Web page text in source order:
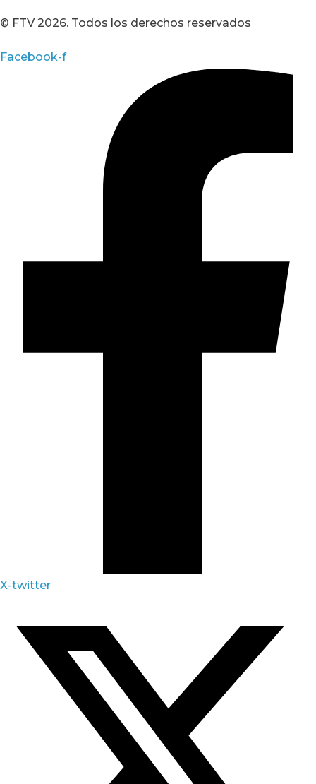
© FTV 2026. Todos los derechos reservados
Facebook-f
X-twitter